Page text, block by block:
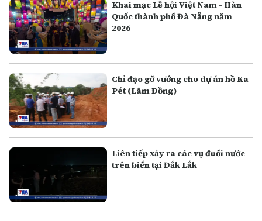
Khai mạc Lễ hội Việt Nam - Hàn
Quốc thành phố Đà Nẵng năm
2026
Chỉ đạo gỡ vướng cho dự án hồ Ka
Pét (Lâm Đồng)
Liên tiếp xảy ra các vụ đuối nước
trên biển tại Đắk Lắk